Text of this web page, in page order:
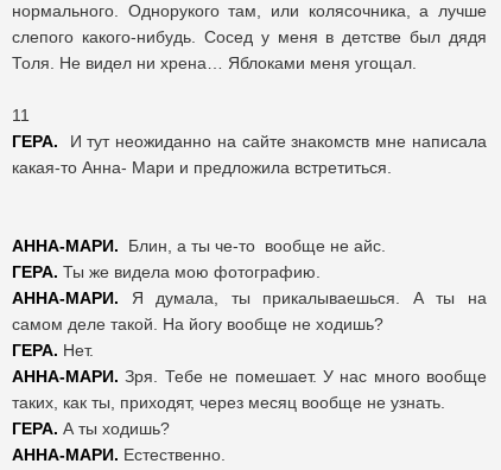
нормального. Однорукого там, или колясочника, а лучше
слепого какого-нибудь. Сосед у меня в детстве был дядя
Толя. Не видел ни хрена… Яблоками меня угощал.
11
ГЕРА. И тут неожиданно на сайте знакомств мне написала
какая-то Анна- Мари и предложила встретиться.
АННА-МАРИ. Блин, а ты че-то вообще не айс.
ГЕРА. Ты же видела мою фотографию.
АННА-МАРИ. Я думала, ты прикалываешься. А ты на
самом деле такой. На йогу вообще не ходишь?
ГЕРА. Нет.
АННА-МАРИ. Зря. Тебе не помешает. У нас много вообще
таких, как ты, приходят, через месяц вообще не узнать.
ГЕРА. А ты ходишь?
АННА-МАРИ. Естественно.